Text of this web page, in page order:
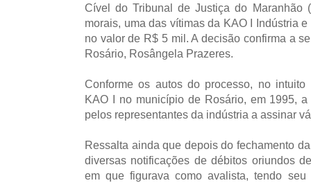
Cível do Tribunal de Justiça do Maranhão
morais, uma das vítimas da KAO I Indústria
no valor de R$ 5 mil. A decisão confirma a
Rosário, Rosângela Prazeres.
Conforme os autos do processo, no
KAO I no município de Rosário, em 1995,
pelos representantes da indústria a assinar
Ressalta ainda que depois do fechamento
diversas notificações de débitos oriundos
em que figurava como avalista, tendo